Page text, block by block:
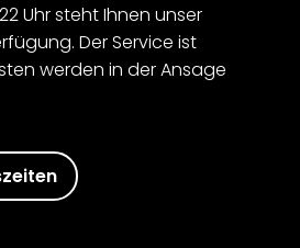
Uhr steht Ihnen unser
Der Service ist
werden in der Ansage